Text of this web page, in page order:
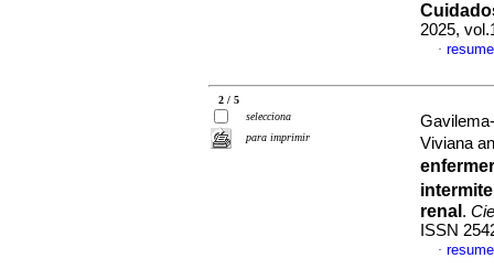
2025,
·
2 / 5
selecciona
para imprimir
Viviana
renal .
ISSN
·